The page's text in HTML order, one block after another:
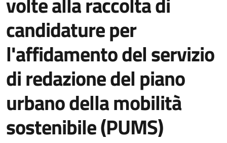
candidature per
l'affidamento del servizio
di redazione del piano
urbano della mobilità
sostenibile (PUMS)